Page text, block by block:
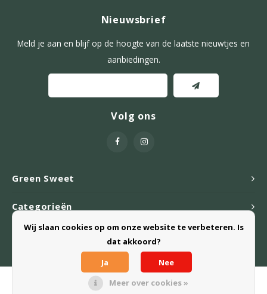
Green Sweet
Nieuwsbrief
Meld je aan en blijf op de hoogte van de laatste nieuwtjes en
aanbiedingen.
Volg ons
Categorieën
Webshop
© Copyright 2026 Green Sweet B.V. - Powered byLightspeed
Wij slaan cookies op om onze website te verbeteren. Is
dat akkoord?
Ja
Nee
Meer over cookies »